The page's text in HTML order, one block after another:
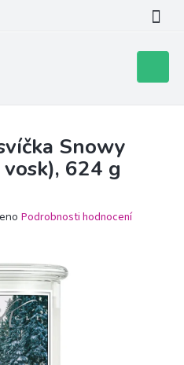
košík
Snowy
624 g
Podrobnosti hodnocení